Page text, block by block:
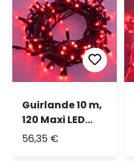
Guirlande 10 m,
120 Maxi LED
rouge, IP67
56,35 €